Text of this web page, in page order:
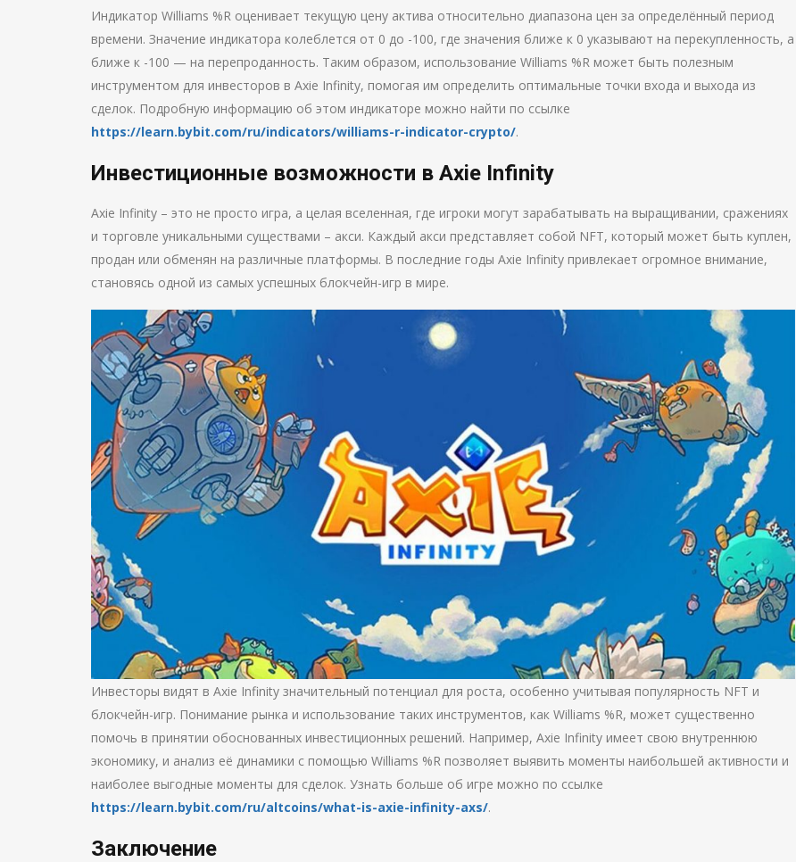
Индикатор Williams %R оценивает текущую цену актива относительно диапазона цен за определённый период
времени. Значение индикатора колеблется от 0 до -100, где значения ближе к 0 указывают на перекупленность, а
ближе к -100 — на перепроданность. Таким образом, использование Williams %R может быть полезным
инструментом для инвесторов в Axie Infinity, помогая им определить оптимальные точки входа и выхода из
сделок. Подробную информацию об этом индикаторе можно найти по ссылке
https://learn.bybit.com/ru/indicators/williams-r-indicator-crypto/.
Инвестиционные возможности в Axie Infinity
Axie Infinity – это не просто игра, а целая вселенная, где игроки могут зарабатывать на выращивании, сражениях
и торговле уникальными существами – акси. Каждый акси представляет собой NFT, который может быть куплен,
продан или обменян на различные платформы. В последние годы Axie Infinity привлекает огромное внимание,
становясь одной из самых успешных блокчейн-игр в мире.
Инвесторы видят в Axie Infinity значительный потенциал для роста, особенно учитывая популярность NFT и
блокчейн-игр. Понимание рынка и использование таких инструментов, как Williams %R, может существенно
помочь в принятии обоснованных инвестиционных решений. Например, Axie Infinity имеет свою внутреннюю
экономику, и анализ её динамики с помощью Williams %R позволяет выявить моменты наибольшей активности и
наиболее выгодные моменты для сделок. Узнать больше об игре можно по ссылке
https://learn.bybit.com/ru/altcoins/what-is-axie-infinity-axs/.
Заключение